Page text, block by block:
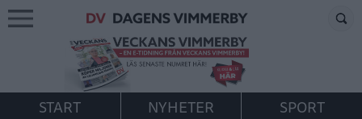
START NYHETER
SPORT